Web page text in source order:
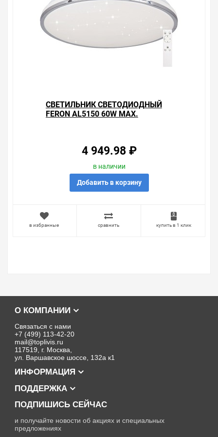
СВЕТИЛЬНИК СВЕТОДИОДНЫЙ
FERON AL5150 60W MAX.
4 949.98 ₽
в наличии
Добавить в корзину
в избранные сравнить купить в 1 клик
О КОМПАНИИ
Связаться с нами
+7 (499) 113-42-20
mail@toplivis.ru
117519, г. Москва,
ул. Варшавское шоссе, 132а к1
ИНФОРМАЦИЯ
ПОДДЕРЖКА
ПОДПИШИСЬ СЕЙЧАС
и получайте новости об акциях и специальных
предложениях